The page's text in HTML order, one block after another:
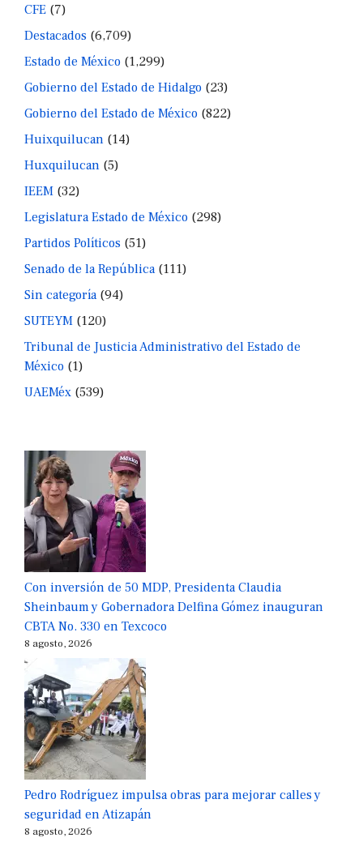
CFE (7)
Destacados (6,709)
Estado de México (1,299)
Gobierno del Estado de Hidalgo (23)
Gobierno del Estado de México (822)
Huixquilucan (14)
Huxquilucan (5)
IEEM (32)
Legislatura Estado de México (298)
Partidos Políticos (51)
Senado de la República(111)
Sin categoría(94)
SUTEYM (120)
Tribunal de Justicia Administrativo del Estado de
México (1)
UAEMéx (539)
Con inversión de 50 MDP, Presidenta Claudia
Sheinbaum y Gobernadora Delfina Gómez inauguran
CBTA No. 330 en Texcoco
8 agosto, 2026
Pedro Rodríguez impulsa obras para mejorar calles y
seguridad en Atizapán
8 agosto, 2026